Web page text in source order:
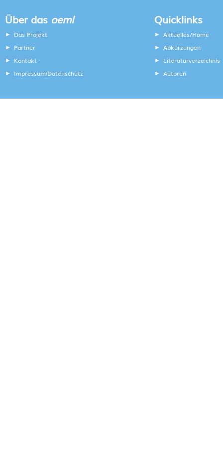
Über das oeml
Das Projekt
Partner
Kontakt
Impressum/Datenschutz
Quicklinks
Aktuelles/Home
Abkürzungen
Literaturverzeichnis
Autoren